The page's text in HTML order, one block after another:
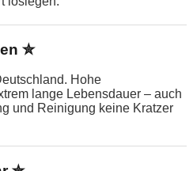
✮
Hohe
lange Lebensdauer – auch
und Reinigung keine Kratzer